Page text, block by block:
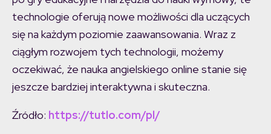
technologie oferują nowe możliwości dla uczących
się na każdym poziomie zaawansowania. Wraz z
ciągłym rozwojem tych technologii, możemy
oczekiwać, że nauka angielskiego online stanie się
jeszcze bardziej interaktywna i skuteczna.
Źródło: https://tutlo.com/pl/